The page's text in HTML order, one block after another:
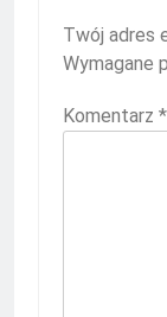
Twój adres
Wymagane
Komentarz *